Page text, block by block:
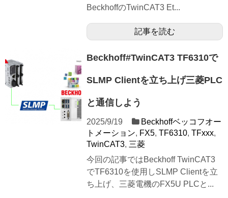
BeckhoffのTwinCAT3 Et...
記事を読む
Beckhoff#TwinCAT3 TF6310で
SLMP Clientを立ち上げ三菱PLC
と通信しよう
2025/9/19
Beckhoffベッコフオー
トメーション, FX5, TF6310, TFxxx,
TwinCAT3, 三菱
今回の記事ではBeckhoff TwinCAT3
でTF6310を使用しSLMP Clientを立
ち上げ、三菱電機のFX5U PLCと...